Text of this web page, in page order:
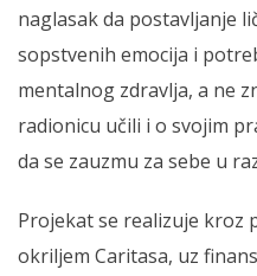
naglasak da postavljanje
sopstvenih emocija i
mentalnog zdravlja, a ne
radionicu učili i o svojim
da se zauzmu za sebe u
Projekat se realizuje kroz
okriljem Caritasa, uz